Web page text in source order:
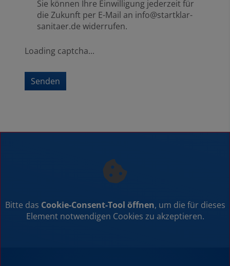
Sie können Ihre Einwilligung jederzeit für
die Zukunft per E-Mail an info@startklar-
sanitaer.de widerrufen.
Loading captcha...
Senden
Bitte das Cookie-Consent-Tool öffnen, um die für dieses
Element notwendigen Cookies zu akzeptieren.